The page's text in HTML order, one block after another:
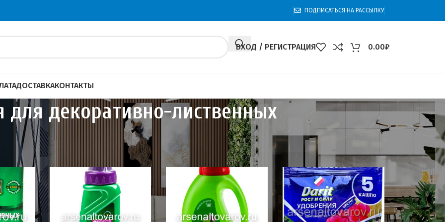
ПОДПИСАТЬСЯ НА РАССЫЛКУ
ВХОД / РЕГИСТРАЦИЯ 0.00₽
ДОСТАВКАКОНТАКТЫ
для декоративно-лиственных
Удобрения
Удобрения для декоративно-лиственных
60